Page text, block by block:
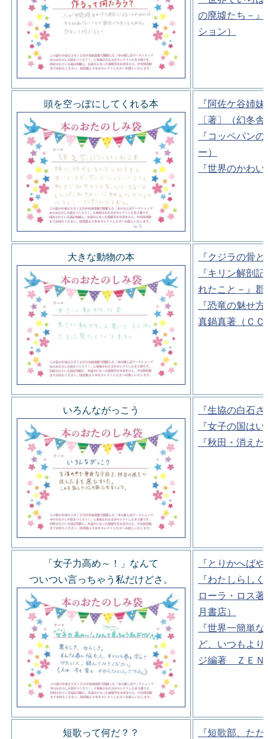
の廃墟たち－
ション）
頭を空っぽにしてくれる本
『阿佐ケ谷姉
〔著〕（幻冬舎
『コッペパン
ー）
『世界のかわ
大きな動物の本
『クジラの骨
『キリン解剖
れたこと－』
『恐竜の魅せ
真鍋真著（Ｃ
いろんながっこう
『生協の白石
『女子の国は
『秋田・消え
「女子力高め～！」なんて
ついつい言っちゃう私だけどさ。
『とりかへば
『わたしらし
ローラ・ロス
月書店）
『世界一簡単
ど、いつもよ
ジ編著 ＺＥＮ
短歌って何だ？？
『短歌部、た